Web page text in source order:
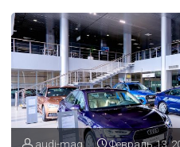
audi-mag Февраль 13,